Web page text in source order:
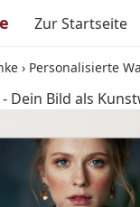
Zur Startseite
› Personalisierte
Dein Bild als